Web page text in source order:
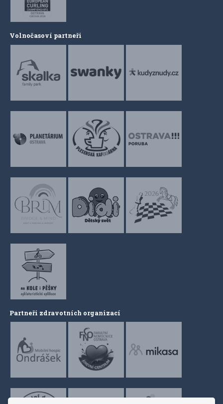
Volnočasoví partneři
Partneři zdravotních organizací